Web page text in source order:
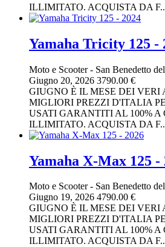
ILLIMITATO. ACQUISTA DA
Yamaha Tricity 125 -
Moto e Scooter- San Benedetto
Giugno 20, 2026 3790.00 €
GIUGNO È IL MESE DEI VERI
MIGLIORI PREZZI D'ITALIA
USATI GARANTITI AL 100%
ILLIMITATO. ACQUISTA DA
Yamaha X-Max 125 -
Moto e Scooter- San Benedetto
Giugno 19, 2026 4790.00 €
GIUGNO È IL MESE DEI VERI
MIGLIORI PREZZI D'ITALIA
USATI GARANTITI AL 100%
ILLIMITATO. ACQUISTA DA